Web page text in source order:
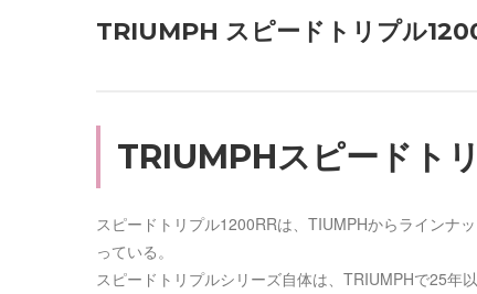
TRIUMPH スピードトリプル
TRIUMPHスピードト
スピードトリプル1200RRは、TIUMPHからラインナ
っている。
スピードトリプルシリーズ自体は、TRIUMPHで25年